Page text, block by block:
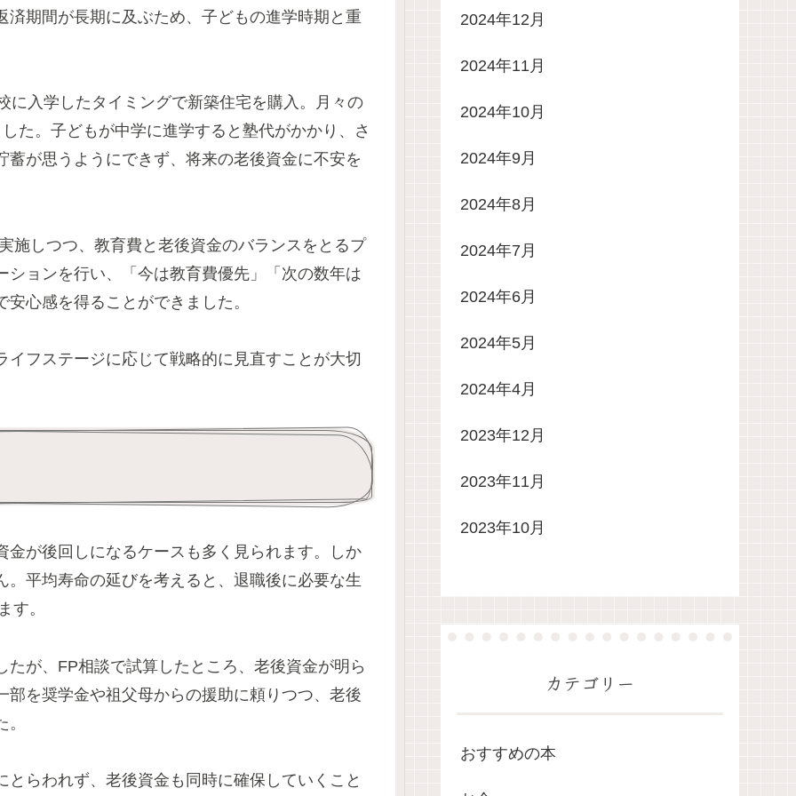
期間が長期に及ぶため、子どもの進学時期と重
に入学したタイミングで新築住宅を購入。月々の
た。子どもが中学に進学すると塾代がかかり、さ
が思うようにできず、将来の老後資金に不安を
施しつつ、教育費と老後資金のバランスをとるプ
ョンを行い、「今は教育費優先」「次の数年は
心感を得ることができました。
フステージに応じて戦略的に見直すことが大切
が後回しになるケースも多く見られます。しか
平均寿命の延びを考えると、退職後に必要な生
す。
が、FP相談で試算したところ、老後資金が明ら
を奨学金や祖父母からの援助に頼りつつ、老後
らわれず、老後資金も同時に確保していくこと
2024年12月
2024年11月
2024年10月
2024年9月
2024年8月
2024年7月
2024年6月
2024年5月
2024年4月
2023年12月
2023年11月
2023年10月
カテゴリー
おすすめの本